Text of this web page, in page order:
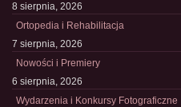
8 sierpnia, 2026
Ortopedia i Rehabilitacja
7 sierpnia, 2026
Nowości i Premiery
6 sierpnia, 2026
Wydarzenia i Konkursy Fotograficzne